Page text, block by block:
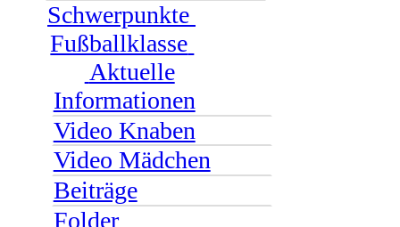
Schwerpunkte
Fußballklasse
Aktuelle
Informationen
Video Knaben
Video Mädchen
Beiträge
Folder